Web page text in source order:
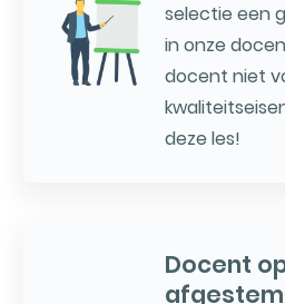
selectie een
in onze
docent niet
deze les!
Docent